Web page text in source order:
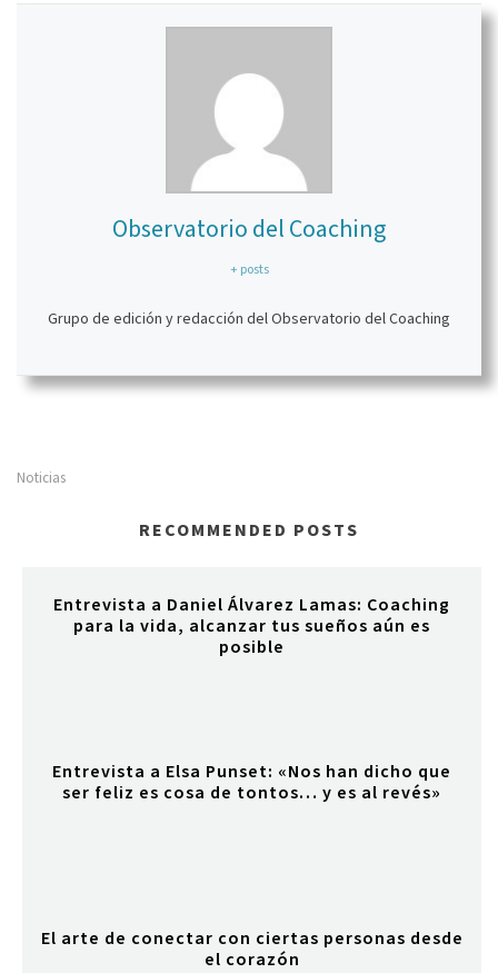
Observatorio del Coaching
+ posts
Grupo de edición y redacción del Observatorio del Coaching
Noticias
RECOMMENDED POSTS
Entrevista a Daniel Álvarez Lamas: Coaching
para la vida, alcanzar tus sueños aún es
posible
Entrevista a Elsa Punset: «Nos han dicho que
ser feliz es cosa de tontos… y es al revés»
El arte de conectar con ciertas personas desde
el corazón